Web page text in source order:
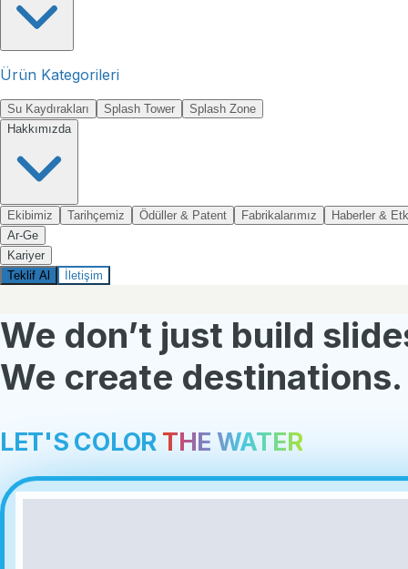
Ürün Kategorileri
Su Kaydırakları Splash Tower
Splash Zone
Hakkımızda
Ekibimiz Tarihçemiz Ödüller & Patent Fabrikalarımız
Haberler &
Ar-Ge
Kariyer
Teklif Al
İletişim
We don’t just build
We create destinations.
LET'S COLOR THE WATER